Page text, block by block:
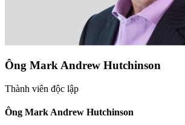
Ông Mark Andrew Hutchinson
Thành viên độc lập
Ông Mark Andrew Hutchinson